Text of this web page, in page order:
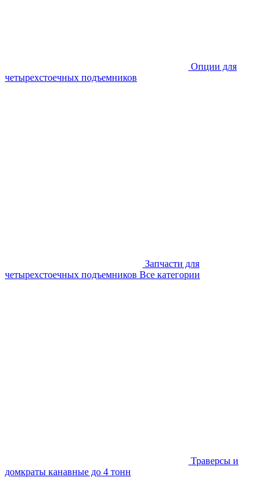
Опции для
четырехстоечных подъемников
Запчасти для
четырехстоечных подъемников Все категории
Траверсы и
домкраты канавные до 4 тонн